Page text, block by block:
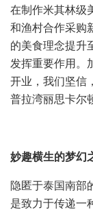
在制作米其林级
和渔村合作采购
的美食理念提升
发挥重要作用。
开业，我们坚信
普拉湾丽思卡尔
妙趣横生的梦幻
隐匿于泰国南部
是致力于传递一